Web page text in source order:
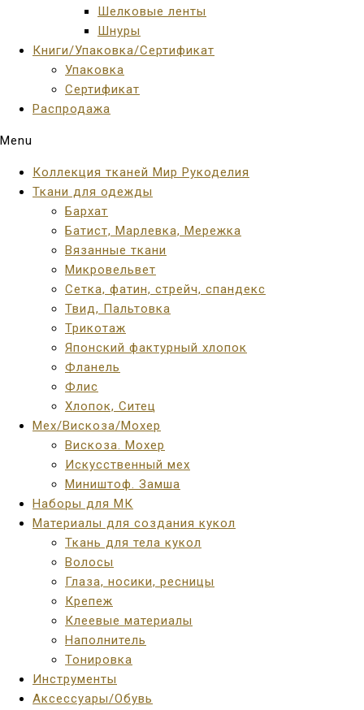
Шелковые ленты
Шнуры
Книги/Упаковка/Сертификат
Упаковка
Сертификат
Распродажа
Menu
Коллекция тканей Мир Рукоделия
Ткани для одежды
Бархат
Батист, Марлевка, Мережка
Вязанные ткани
Микровельвет
Сетка, фатин, стрейч, спандекс
Твид, Пальтовка
Трикотаж
Японский фактурный хлопок
Фланель
Флис
Хлопок, Ситец
Мех/Вискоза/Мохер
Вискоза. Мохер
Искусственный мех
Миништоф. Замша
Наборы для МК
Материалы для создания кукол
Ткань для тела кукол
Волосы
Глаза, носики, ресницы
Крепеж
Клеевые материалы
Наполнитель
Тонировка
Инструменты
Аксессуары/Обувь